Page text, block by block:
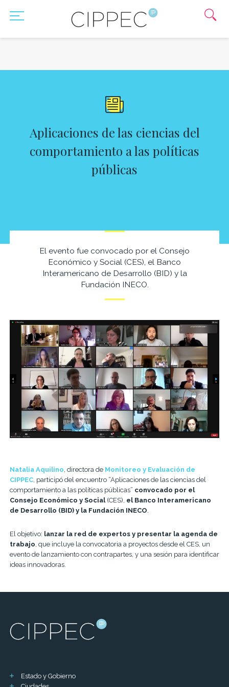
Aplicaciones de las ciencias del
comportamiento a las políticas
públicas
El evento fue convocado por el Consejo
Económico y Social (CES), el Banco
Interamericano de Desarrollo (BID) y la
Fundación INECO.
Natalia Aquilino , directora de Monitoreo y Evaluación de
CIPPEC, participó del encuentro “Aplicaciones de las ciencias del
comportamiento a las políticas públicas” convocado por el
Consejo Económico y Social (CES), el Banco Interamericano
de Desarrollo (BID) y la Fundación INECO
El objetivo: lanzar la red de expertos y presentar la agenda de
trabajo , que incluye la convocatoria a proyectos desde el CES, un
evento de lanzamiento con contrapartes, y una sesión para identificar
ideas innovadoras.
Estado y Gobierno